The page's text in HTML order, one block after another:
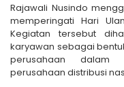
Rajawali Nusindo
memperingati Hari
Kegiatan tersebut
karyawan sebagai
perusahaan dalam
perusahaan distribusi